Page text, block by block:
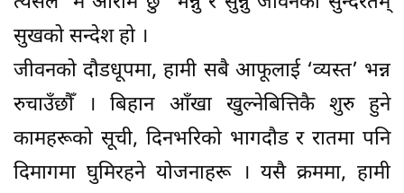
सुखको सन्देश हो ।
जीवनको दौडधूपमा, हामी सबै आफूलाई ‘व्यस्त’ भन्न
रुचाउँछौँ । बिहान आँखा खुल्नेबित्तिकै शुरु हुने
कामहरूको सूची, दिनभरिको भागदौड र रातमा पनि
दिमागमा घुमिरहने योजनाहरू । यसै क्रममा, हामी